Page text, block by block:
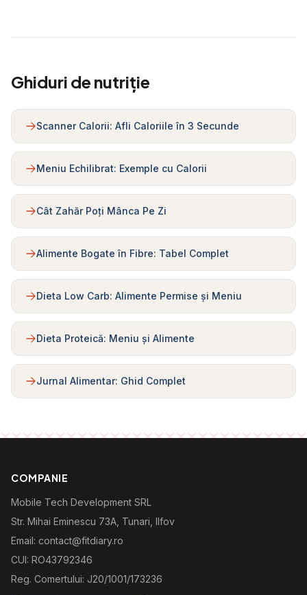
Ghiduri de nutriție
Scanner Calorii: Afli Caloriile în 3 Secunde
Meniu Echilibrat: Exemple cu Calorii
Cât Zahăr Poți Mânca Pe Zi
Alimente Bogate în Fibre: Tabel Complet
Dieta Low Carb: Alimente Permise și Meniu
Dieta Proteică: Meniu și Alimente
Jurnal Alimentar: Ghid Complet
COMPANIE
Mobile Tech Development SRL
Str. Mihai Eminescu 73A, Tunari, Ilfov
Email: contact@fitdiary.ro
CUI: RO43792346
Reg. Comertului: J20/1001/173236